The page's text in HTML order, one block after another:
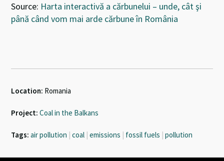
Source: Harta interactivă a cărbunelui – unde, cât şi
până când vom mai arde cărbune în România
Location: Romania
Project: Coal in the Balkans
Tags: air pollution | coal | emissions | fossil fuels | pollution